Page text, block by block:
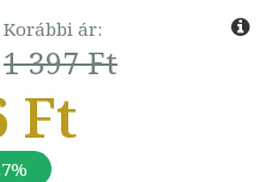
Korábbi ár:
1 397 Ft
Ft